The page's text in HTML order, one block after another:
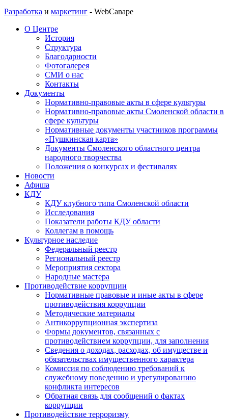
Разработка и маркетинг - WebCanape
О Центре
История
Структура
Благодарности
Фотогалерея
СМИ о нас
Контакты
Документы
Нормативно-правовые акты в сфере культуры
Нормативно-правовые акты Смоленской области в
сфере культуры
Нормативные документы участников программы
«Пушкинская карта»
Документы Смоленского областного центра
народного творчества
Положения о конкурсах и фестивалях
Новости
Афиша
КДУ
КДУ клубного типа Смоленской области
Исследования
Показатели работы КДУ области
Коллегам в помощь
Культурное наследие
Федеральный реестр
Региональный реестр
Мероприятия сектора
Народные мастера
Противодействие коррупции
Нормативные правовые и иные акты в сфере
противодействия коррупции
Методические материалы
Антикоррупционная экспертиза
Формы документов, связанных с
противодействием коррупции, для заполнения
Сведения о доходах, расходах, об имуществе и
обязательствах имущественного характера
Комиссия по соблюдению требований к
служебному поведению и урегулированию
конфликта интересов
Обратная связь для сообщений о фактах
коррупции
Противодействие терроризму